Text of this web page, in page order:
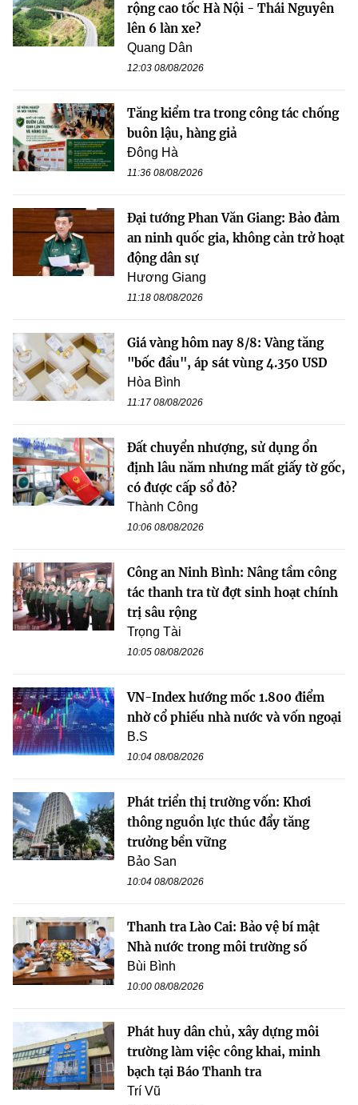
rộng cao tốc Hà Nội - Thái Nguyên
lên 6 làn xe?
Quang Dân
12:03 08/08/2026
Tăng kiểm tra trong công tác chống
buôn lậu, hàng giả
Đông Hà
11:36 08/08/2026
Đại tướng Phan Văn Giang: Bảo đảm
an ninh quốc gia, không cản trở hoạt
động dân sự
Hương Giang
11:18 08/08/2026
Giá vàng hôm nay 8/8: Vàng tăng
"bốc đầu", áp sát vùng 4.350 USD
Hòa Bình
11:17 08/08/2026
Đất chuyển nhượng, sử dụng ổn
định lâu năm nhưng mất giấy tờ gốc,
có được cấp sổ đỏ?
Thành Công
10:06 08/08/2026
Công an Ninh Bình: Nâng tầm công
tác thanh tra từ đợt sinh hoạt chính
trị sâu rộng
Trọng Tài
10:05 08/08/2026
VN-Index hướng mốc 1.800 điểm
nhờ cổ phiếu nhà nước và vốn ngoại
B.S
10:04 08/08/2026
Phát triển thị trường vốn: Khơi
thông nguồn lực thúc đẩy tăng
trưởng bền vững
Bảo San
10:04 08/08/2026
Thanh tra Lào Cai: Bảo vệ bí mật
Nhà nước trong môi trường số
Bùi Bình
10:00 08/08/2026
Phát huy dân chủ, xây dựng môi
trường làm việc công khai, minh
bạch tại Báo Thanh tra
Trí Vũ